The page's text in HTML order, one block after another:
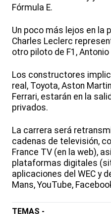
Fórmula E.
Un poco más lejos en la
Charles Leclerc
otro piloto de F1, Antonio
Los constructores
real, Toyota, Aston
Ferrari, estarán en la
privados.
La carrera será
cadenas de televisión,
France TV (en la web),
plataformas digitales
aplicaciones del WEC y
Mans, YouTube,
TEMAS -